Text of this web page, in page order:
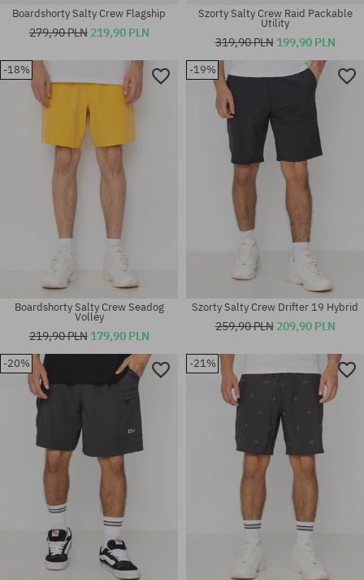
Dostępne rozmiary:
32; 33; 34
Dostępne rozmiary:
XL; XXL
Dostępne rozmiary:
32; 33; 34
Boardshorty Salty Crew Flagship
279,90 PLN 219,90 PLN
Dostępne rozmiary:
30; 31; 32; 33
Szorty Salty Crew Raid Packable
Utility
319,90 PLN 199,90 PLN
-18%
Boardshorty Salty Crew Seadog
Volley
219,90 PLN 179,90 PLN
-19%
Szorty Salty Crew Drifter 19 Hybrid
259,90 PLN 209,90 PLN
-20% -21%